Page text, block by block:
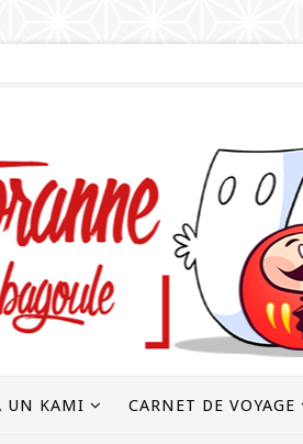
UN KAMI CARNET DE VOYAGE